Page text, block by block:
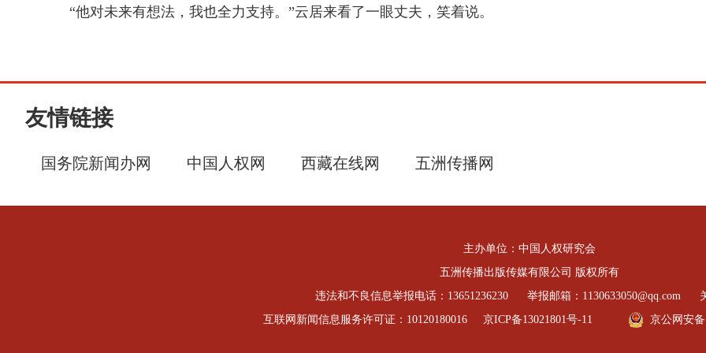
“他对未来有想法，我也全力支持。”云居来看了一眼丈夫，笑着说。
友情链接
国务院新闻办网 中国人权网 西藏在线网 五洲传播网
主办单位：中国人权研究会
五洲传播出版传媒有限公司 版权所有
违法和不良信息举报电话：13651236230
举报邮箱：1130633050@qq.com
互联网新闻信息服务许可证：10120180016
京ICP备13021801号-11 京公网安备